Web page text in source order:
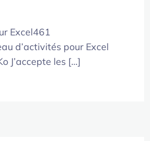
Excel461
d’activités pour Excel
J’accepte les […]